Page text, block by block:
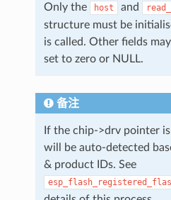
Only the host and
structure must be
is called. Other fields
set to zero or NULL.
备注
If the chip->drv pointer
will be auto-detected
& product IDs. See